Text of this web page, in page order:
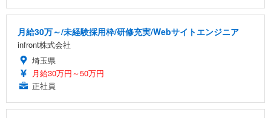
月給30万～/未経験採用枠/研修充実/Webサイトエンジニア
infront株式会社
埼玉県
月給30万円～50万円
正社員